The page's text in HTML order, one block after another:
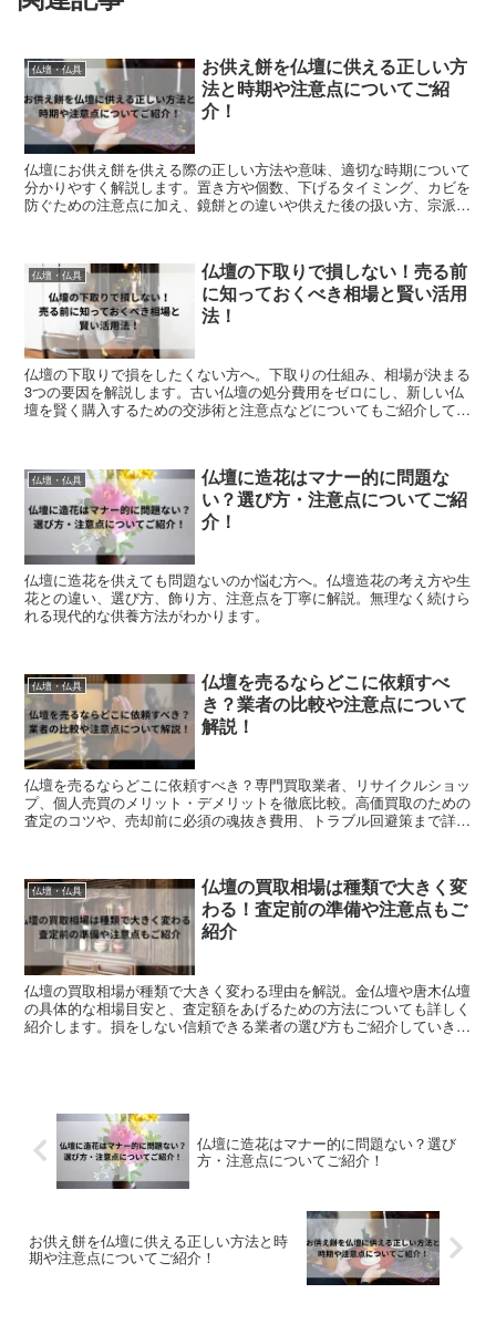
仏壇・仏具
お供え餅を仏壇に供える正しい方
法と時期や注意点についてご紹
介！
仏壇にお供え餅を供える際の正しい方法や意味、適切な時期について
分かりやすく解説します。置き方や個数、下げるタイミング、カビを
防ぐための注意点に加え、鏡餅との違いや供えた後の扱い方、宗派ご
仏壇・仏具
仏壇の下取りで損しない！売る前
に知っておくべき相場と賢い活用
法！
仏壇の下取りで損をしたくない方へ。下取りの仕組み、相場が決まる
3つの要因を解説します。古い仏壇の処分費用をゼロにし、新しい仏
壇を賢く購入するための交渉術と注意点などについてもご紹介してい
仏壇・仏具
仏壇に造花はマナー的に問題な
い？選び方・注意点についてご紹
介！
仏壇に造花を供えても問題ないのか悩む方へ。仏壇造花の考え方や生
花との違い、選び方、飾り方、注意点を丁寧に解説。無理なく続けら
れる現代的な供養方法がわかります。
仏壇・仏具
仏壇を売るならどこに依頼すべ
き？業者の比較や注意点について
解説！
仏壇を売るならどこに依頼すべき？専門買取業者、リサイクルショッ
プ、個人売買のメリット・デメリットを徹底比較。高価買取のための
査定のコツや、売却前に必須の魂抜き費用、トラブル回避策まで詳し
仏壇・仏具
仏壇の買取相場は種類で大きく変
わる！査定前の準備や注意点もご
紹介
仏壇の買取相場が種類で大きく変わる理由を解説。金仏壇や唐木仏壇
の具体的な相場目安と、査定額をあげるための方法についても詳しく
紹介します。損をしない信頼できる業者の選び方もご紹介していきま
仏壇に造花はマナー的に問題ない？選び
方・注意点についてご紹介！
お供え餅を仏壇に供える正しい方法と時
期や注意点についてご紹介！